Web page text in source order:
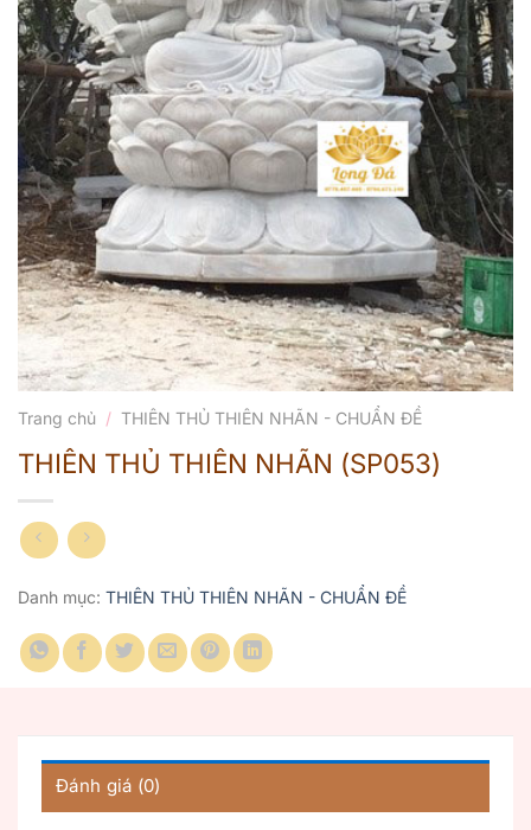
Trang chủ / THIÊN THỦ THIÊN NHÃN - CHUẨN ĐỀ
THIÊN THỦ THIÊN NHÃN (SP053)
Danh mục: THIÊN THỦ THIÊN NHÃN - CHUẨN ĐỀ
Đánh giá (0)